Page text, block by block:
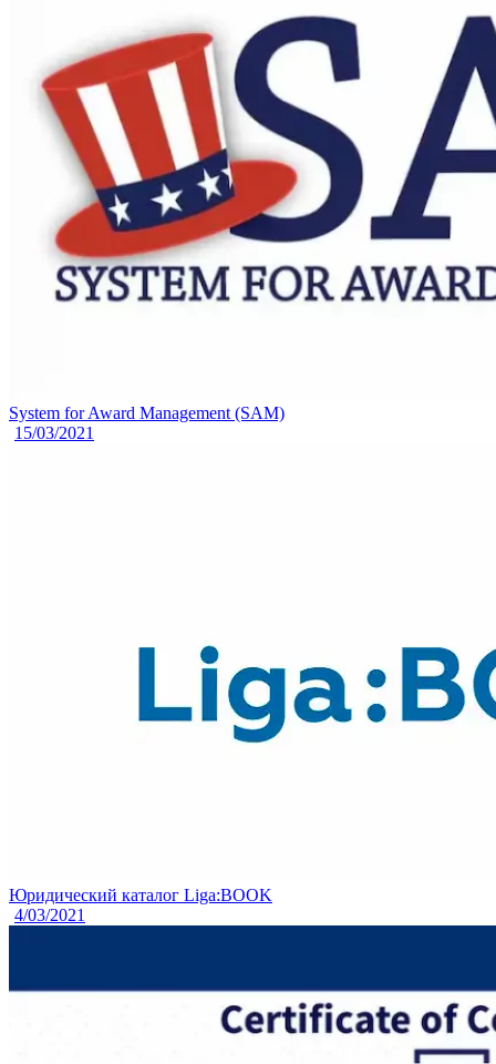
System for Award Management (SAM)
15/03/2021
Юридический каталог Liga:BOOK
4/03/2021